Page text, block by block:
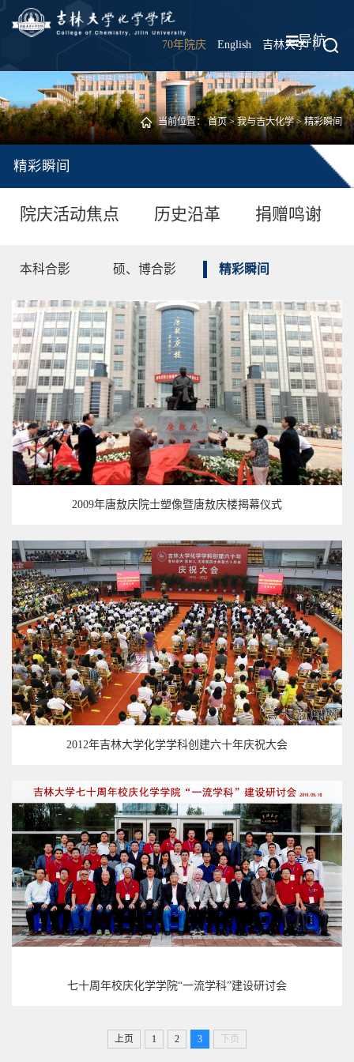
70年院庆 English 吉林大学 |
导航
当前位置：首页>我与吉大化学>精彩瞬间
精彩瞬间
院庆活动焦点 历史沿革 捐赠鸣谢
本科合影 硕、博合影 精彩瞬间
2009年唐敖庆院士塑像暨唐敖庆楼揭幕仪式
2012年吉林大学化学学科创建六十年庆祝大会
七十周年校庆化学学院“一流学科”建设研讨会
上页 1 2 3 下页